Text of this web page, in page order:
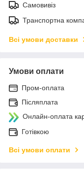
Самовивіз
Транспортна
Всі умови доставки
Умови оплати
Пром-оплата
Післяплата
Онлайн-оплата
Готівкою
Всі умови оплати